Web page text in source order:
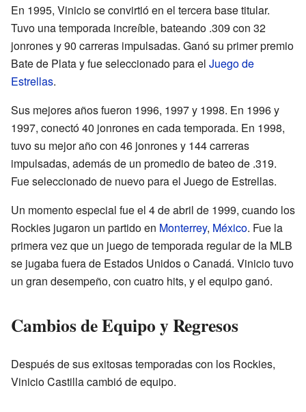
En 1995, Vinicio se convirtió en el tercera base titular.
Tuvo una temporada increíble, bateando .309 con 32
jonrones y 90 carreras impulsadas. Ganó su primer premio
Bate de Plata y fue seleccionado para el Juego de
Estrellas.
Sus mejores años fueron 1996, 1997 y 1998. En 1996 y
1997, conectó 40 jonrones en cada temporada. En 1998,
tuvo su mejor año con 46 jonrones y 144 carreras
impulsadas, además de un promedio de bateo de .319.
Fue seleccionado de nuevo para el Juego de Estrellas.
Un momento especial fue el 4 de abril de 1999, cuando los
Rockies jugaron un partido en Monterrey, México. Fue la
primera vez que un juego de temporada regular de la MLB
se jugaba fuera de Estados Unidos o Canadá. Vinicio tuvo
un gran desempeño, con cuatro hits, y el equipo ganó.
Cambios de Equipo y Regresos
Después de sus exitosas temporadas con los Rockies,
Vinicio Castilla cambió de equipo.